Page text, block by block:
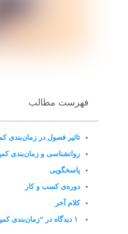
فهرست مطالب
تاثیر فصول در زمان‌بندی
روانشناسی و زمان‌بندی
پاسخگویی
دوره‌ی کسب و کار
کلام آخر